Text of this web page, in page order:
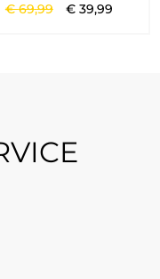
€69,99 € 39,99